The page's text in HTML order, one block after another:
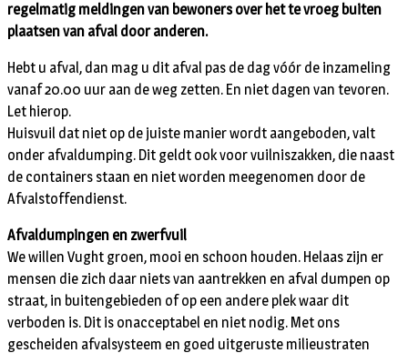
regelmatig meldingen van bewoners over het te vroeg buiten
plaatsen van afval door anderen.
Hebt u afval, dan mag u dit afval pas de dag vóór de inzameling
vanaf 20.00 uur aan de weg zetten. En niet dagen van tevoren.
Let hierop.
Huisvuil dat niet op de juiste manier wordt aangeboden, valt
onder afvaldumping. Dit geldt ook voor vuilniszakken, die naast
de containers staan en niet worden meegenomen door de
Afvalstoffendienst.
Afvaldumpingen en zwerfvuil
We willen Vught groen, mooi en schoon houden. Helaas zijn er
mensen die zich daar niets van aantrekken en afval dumpen op
straat, in buitengebieden of op een andere plek waar dit
verboden is. Dit is onacceptabel en niet nodig. Met ons
gescheiden afvalsysteem en goed uitgeruste milieustraten